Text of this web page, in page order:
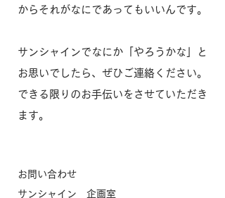
からそれがなにであってもいいんです。
サンシャインでなにか「やろうかな」と
お思いでしたら、ぜひご連絡ください。
できる限りのお手伝いをさせていただき
ます。
お問い合わせ
サンシャイン 企画室